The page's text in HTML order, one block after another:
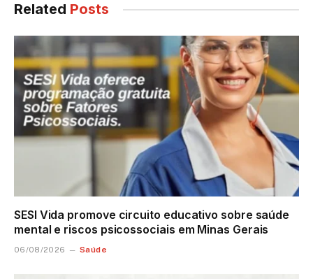
Related Posts
SESI Vida promove circuito educativo sobre saúde
mental e riscos psicossociais em Minas Gerais
06/08/2026 Saúde